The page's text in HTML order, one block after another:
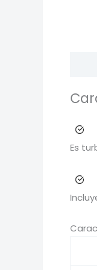
Es